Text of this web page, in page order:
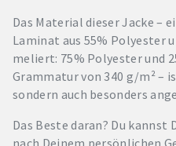
Das Material dieser Jacke –
Laminat aus 55% Polyester
meliert: 75% Polyester und
Grammatur von 340 g/m² –
sondern auch besonders
Das Beste daran? Du kannst